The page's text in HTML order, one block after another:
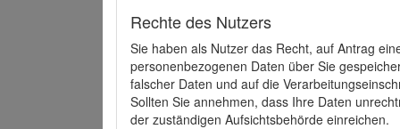
Rechte des Nutzers
Sie haben als Nutzer das Recht, auf Antrag
personenbezogenen Daten über Sie
falscher Daten und auf die
Sollten Sie annehmen, dass Ihre Daten
der zuständigen Aufsichtsbehörde einreichen.